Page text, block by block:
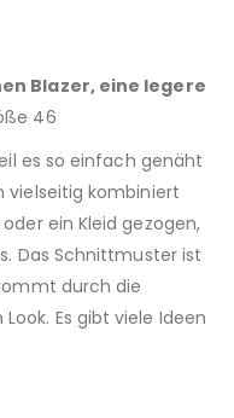
Blazer, eine legere
46
es so einfach genäht
vielseitig kombiniert
ein Kleid gezogen,
Das Schnittmuster ist
durch die
Es gibt viele Ideen